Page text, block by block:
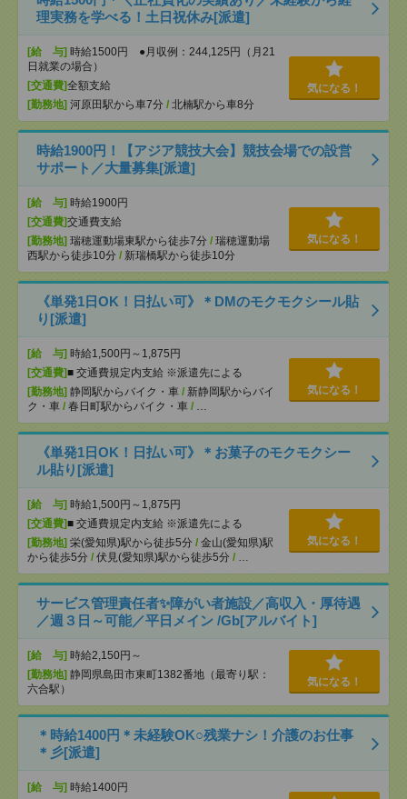
理実務を学べる！土日祝休み[派遣]
[給 与] 時給1500円 ●月収例：244,125円（月21
日就業の場合）
[交通費]全額支給
[勤務地] 河原田駅から車7分 / 北楠駅から車8分
気になる！
時給1900円！【アジア競技大会】競技会場での設営
サポート／大量募集[派遣]
[給 与] 時給1900円
[交通費]交通費支給
[勤務地] 瑞穂運動場東駅から徒歩7分 / 瑞穂運動場
西駅から徒歩10分 / 新瑞橋駅から徒歩10分
気になる！
《単発1日OK！日払い可》＊DMのモクモクシール貼
り[派遣]
[給 与] 時給1,500円～1,875円
[交通費]■ 交通費規定内支給 ※派遣先による
[勤務地] 静岡駅からバイク・車 / 新静岡駅からバイ
ク・車 / 春日町駅からバイク・車 / …
気になる！
《単発1日OK！日払い可》＊お菓子のモクモクシー
ル貼り[派遣]
[給 与] 時給1,500円～1,875円
[交通費]■ 交通費規定内支給 ※派遣先による
[勤務地] 栄(愛知県)駅から徒歩5分 / 金山(愛知県)駅
から徒歩5分 / 伏見(愛知県)駅から徒歩5分 / …
気になる！
サービス管理責任者✨障がい者施設／高収入・厚待遇
／週３日～可能／平日メイン /Gb[アルバイト]
[給 与] 時給2,150円～
[勤務地] 静岡県島田市東町1382番地（最寄り駅：
六合駅）
気になる！
＊時給1400円＊未経験OK○残業ナシ！介護のお仕事
＊彡[派遣]
[給 与] 時給1400円